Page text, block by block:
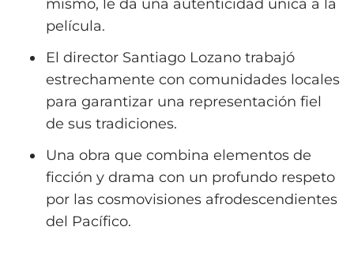
mismo, le da una autenticidad única a la
película.
El director Santiago Lozano trabajó
estrechamente con comunidades locales
para garantizar una representación fiel
de sus tradiciones.
Una obra que combina elementos de
ficción y drama con un profundo respeto
por las cosmovisiones afrodescendientes
del Pacífico.